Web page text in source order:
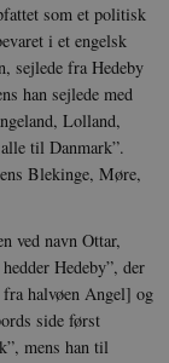
som et politisk
i et engelsk
sejlede fra Hedeby
han sejlede med
Lolland,
til Danmark”.
Blekinge, Møre,
ved navn Ottar,
Hedeby”, der
halvøen Angel] og
side først
mens han til